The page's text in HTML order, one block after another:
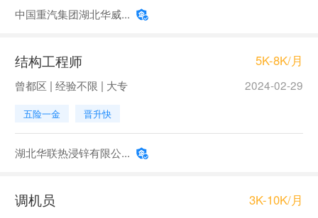
中国重汽集团湖北华威...
结构工程师 5K-8K/月
曾都区 | 经验不限 | 大专 2024-02-29
五险一金 晋升快
湖北华联热浸锌有限公...
调机员 3K-10K/月